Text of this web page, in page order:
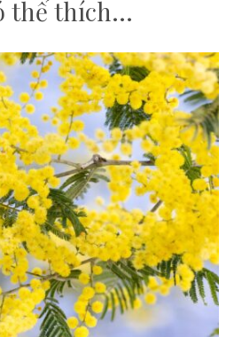
thể thích...